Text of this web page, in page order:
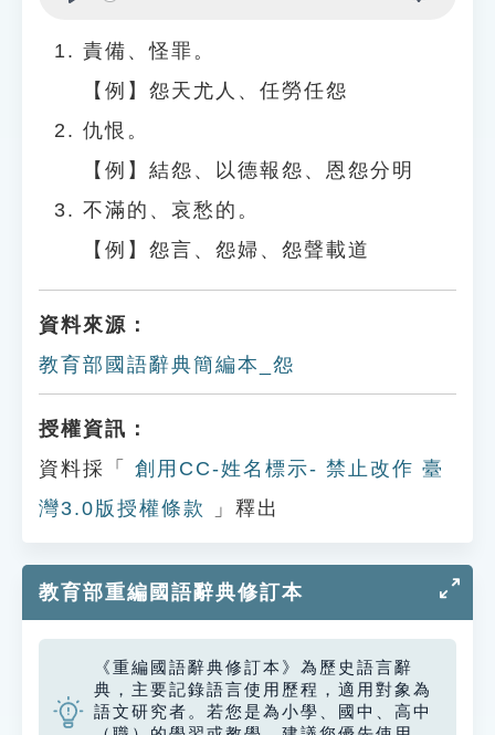
責備、怪罪。
【例】怨天尤人、任勞任怨
仇恨。
【例】結怨、以德報怨、恩怨分明
不滿的、哀愁的。
【例】怨言、怨婦、怨聲載道
資料來源：
教育部國語辭典簡編本_怨
授權資訊：
資料採「
創用CC-姓名標示- 禁止改作 臺
灣3.0版授權條款
」釋出
教育部重編國語辭典修訂本
《重編國語辭典修訂本》為歷史語言辭
典，主要記錄語言使用歷程，適用對象為
語文研究者。若您是為小學、國中、高中